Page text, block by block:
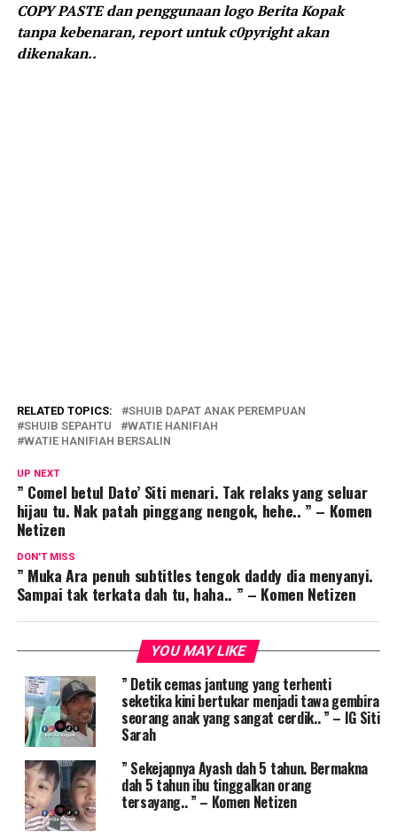
COPY PASTE dan penggunaan logo Berita Kopak
tanpa kebenaran, report untuk c0pyright akan
dikenakan..
RELATED TOPICS:
SHUIB DAPAT ANAK PEREMPUAN
SHUIB SEPAHTU
WATIE HANIFIAH
WATIE HANIFIAH BERSALIN
UP NEXT
” Comel betul Dato’ Siti menari. Tak relaks yang seluar
hijau tu. Nak patah pinggang nengok, hehe.. ” – Komen
Netizen
DON'T MISS
” Muka Ara penuh subtitles tengok daddy dia menyanyi.
Sampai tak terkata dah tu, haha.. ” – Komen Netizen
YOU MAY LIKE
” Detik cemas jantung yang terhenti
seketika kini bertukar menjadi tawa gembira
seorang anak yang sangat cerdik.. ” – IG Siti
Sarah
” Sekejapnya Ayash dah 5 tahun. Bermakna
dah 5 tahun ibu tinggalkan orang
tersayang.. ” – Komen Netizen